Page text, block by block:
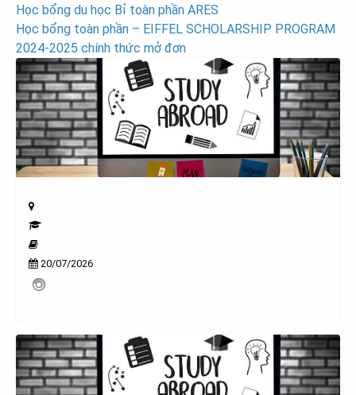
Post
navigation
Học bổng du học Bỉ toàn phần ARES
Học bổng toàn phần – EIFFEL SCHOLARSHIP PROGRAM
2024-2025 chính thức mở đơn
20/07/2026